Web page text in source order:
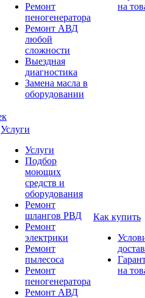
Ремонт
пеногенератора
Ремонт АВД
любой
сложности
Выездная
диагностика
Замена масла в
оборудовании
на
Услуги
Услуги
Подбор
моющих
средств и
оборудования
Ремонт
шлангов РВД
Ремонт
электрики
Ремонт
пылесоса
Ремонт
пеногенератора
Ремонт АВД
Как купить
на